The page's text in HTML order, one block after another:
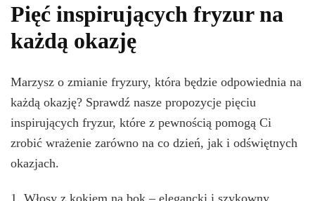
Pięć inspirujących fryzur na
każdą okazję
Marzysz o zmianie fryzury, która będzie odpowiednia na
każdą okazję? Sprawdź nasze propozycje pięciu
inspirujących fryzur, które z pewnością pomogą Ci
zrobić wrażenie zarówno na co dzień, jak i odświętnych
okazjach.